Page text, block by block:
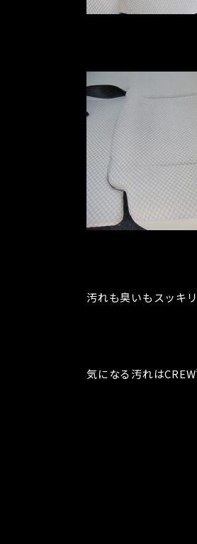
汚れも臭いもスッキリ
気になる汚れは